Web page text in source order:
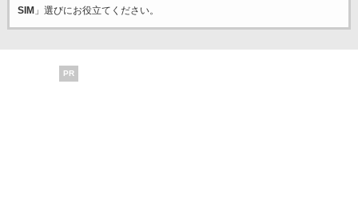
SIM 」選びにお役立てください。
PR